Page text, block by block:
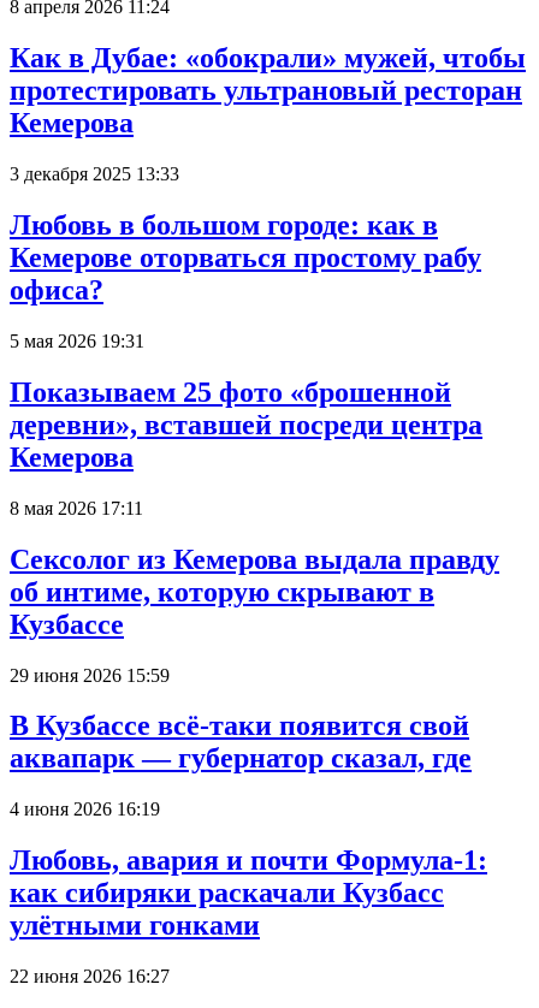
8 апреля 2026 11:24
Как в Дубае: «обокрали» мужей, чтобы
протестировать ультрановый ресторан
Кемерова
3 декабря 2025 13:33
Любовь в большом городе: как в
Кемерове оторваться простому рабу
офиса?
5 мая 2026 19:31
Показываем 25 фото «брошенной
деревни», вставшей посреди центра
Кемерова
8 мая 2026 17:11
Сексолог из Кемерова выдала правду
об интиме, которую скрывают в
Кузбассе
29 июня 2026 15:59
В Кузбассе всё-таки появится свой
аквапарк — губернатор сказал, где
4 июня 2026 16:19
Любовь, авария и почти Формула-1:
как сибиряки раскачали Кузбасс
улётными гонками
22 июня 2026 16:27